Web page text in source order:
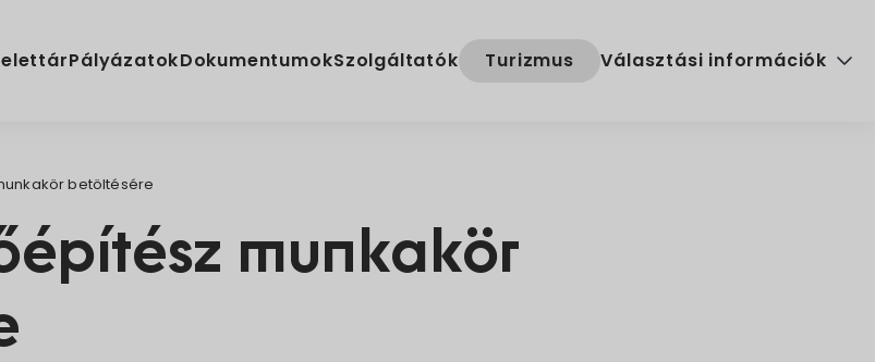
PályázatokDokumentumokSzolgáltatók Turizmus Választási információk
betöltésére
munkakör